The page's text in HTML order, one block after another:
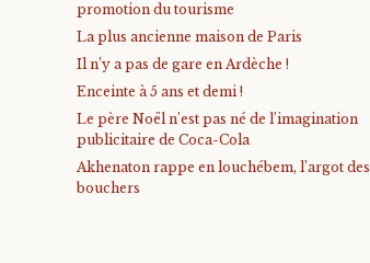
promotion du tourisme
La plus ancienne maison de Paris
Il n’y a pas de gare en Ardèche !
Enceinte à 5 ans et demi !
Le père Noël n’est pas né de l’imagination
publicitaire de Coca-Cola
Akhenaton rappe en louchébem, l’argot des
bouchers